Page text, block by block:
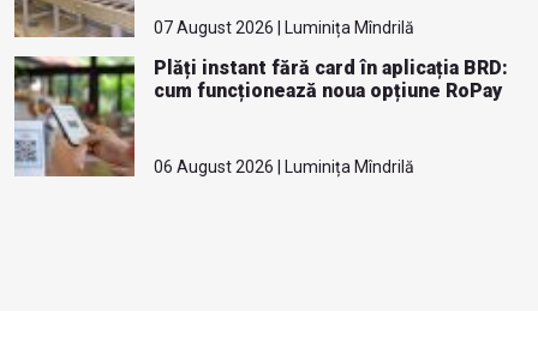
07 August 2026 | Luminița Mîndrilă
Plăți instant fără card în aplicația BRD:
cum funcționează noua opțiune RoPay
06 August 2026 | Luminița Mîndrilă